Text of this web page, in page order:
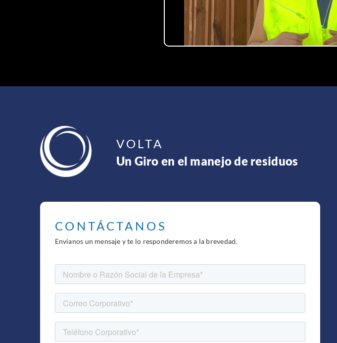
VOLTA
Un Giro en el manejo de residuos
CONTÁCTANOS
Envianos un mensaje y te lo responderemos a la brevedad.